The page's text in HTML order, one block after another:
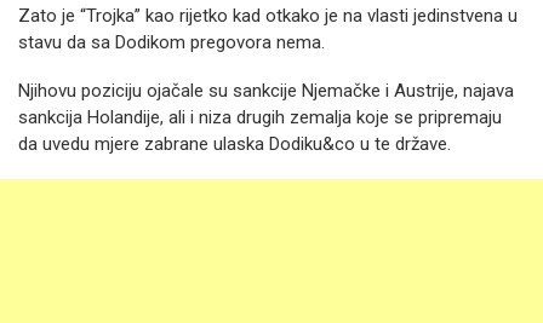
Zato je “Trojka” kao rijetko kad otkako je na vlasti jedinstvena u
stavu da sa Dodikom pregovora nema.
Njihovu poziciju ojačale su sankcije Njemačke i Austrije, najava
sankcija Holandije, ali i niza drugih zemalja koje se pripremaju
da uvedu mjere zabrane ulaska Dodiku&co u te države.